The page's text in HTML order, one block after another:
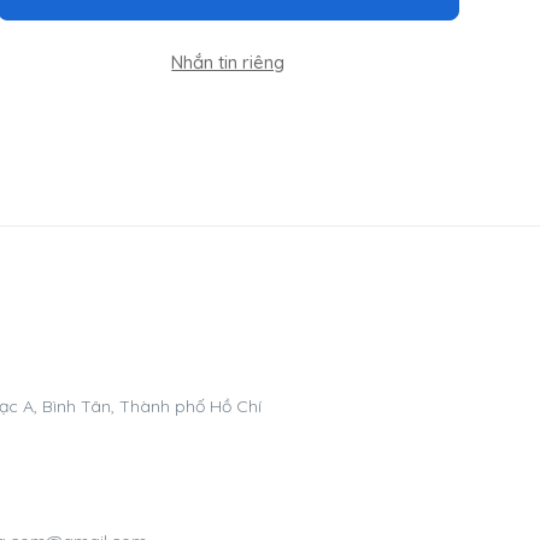
Nhắn tin riêng
A, Bình Tân, Thành phố Hồ Chí